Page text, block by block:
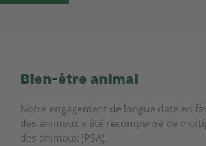
Bien-être animal
Notre engagement de longue date en
des animaux a été récompensé de
des animaux (PSA).